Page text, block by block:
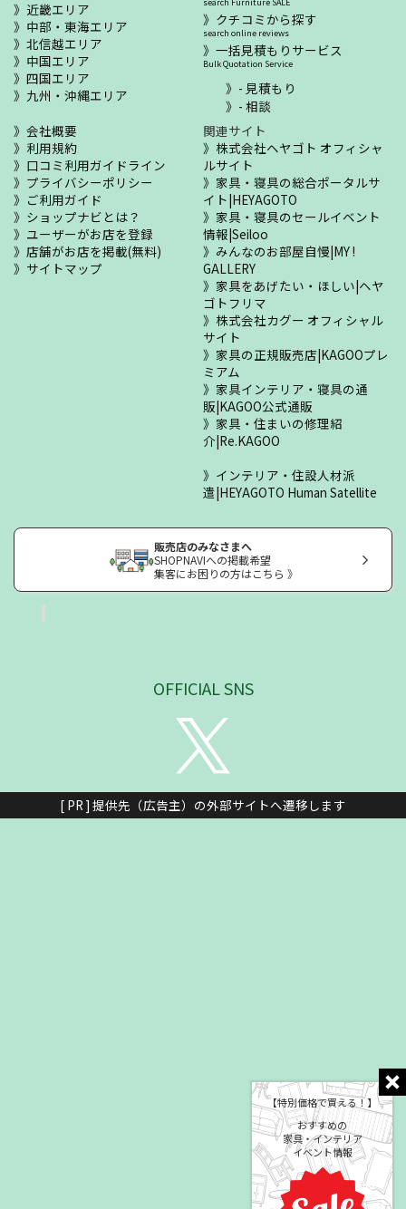
【特別価格で買える！】
おすすめの
家具・インテリア
イベント情報
近畿エリア
中部・東海エリア
北信越エリア
中国エリア
四国エリア
九州・沖縄エリア
search Furniture SALE
クチコミから探す
search online reviews
一括見積もりサービス
Bulk Quotation Service
- 見積もり
- 相談
会社概要
利用規約
口コミ利用ガイドライン
プライバシーポリシー
ご利用ガイド
ショップナビとは？
ユーザーがお店を登録
店舗がお店を掲載(無料)
サイトマップ
関連サイト
株式会社ヘヤゴト オフィシャ
ルサイト
家具・寝具の総合ポータルサ
イト|HEYAGOTO
家具・寝具のセールイベント
情報|Seiloo
みんなのお部屋自慢|MY !
GALLERY
家具をあげたい・ほしい|ヘヤ
ゴトフリマ
株式会社カグー オフィシャル
サイト
家具の正規販売店|KAGOOプレ
ミアム
家具インテリア・寝具の通
販|KAGOO公式通販
家具・住まいの修理紹
介|Re.KAGOO
インテリア・住設人材派
遣|HEYAGOTO Human Satellite
販売店のみなさまへ
SHOPNAVIへの掲載希望
集客にお困りの方はこちら 》
OFFICIAL SNS
[ PR ] 提供先（広告主）の外部サイトへ遷移します